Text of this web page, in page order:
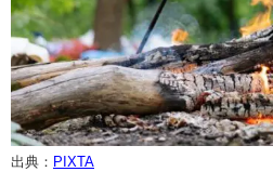
出典： PIXTA